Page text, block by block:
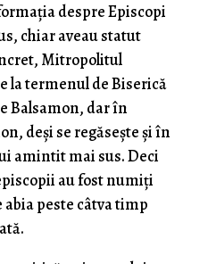
despre Episcopi
chiar aveau statut
Mitropolitul
la termenul de Biserică
Balsamon, dar în
deși se regăsește și în
amintit mai sus. Deci
au fost numiți
peste câtva timp